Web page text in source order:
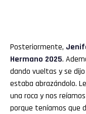
Posteriormente,
Hermano 2025.
dando vueltas y se
estaba abrazándolo.
una roca y nos
porque teníamos que